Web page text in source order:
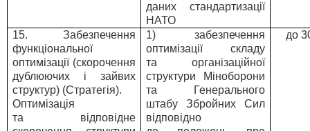
даних стандартизації
НАТО
15. Забезпечення
функціональної
оптимізації (скорочення
дублюючих і зайвих
структур) (Стратегія).
Оптимізація
та відповідне
1) забезпечення
оптимізації складу
та організаційної
структури Міноборони
та Генерального
штабу Збройних Сил
відповідно
до